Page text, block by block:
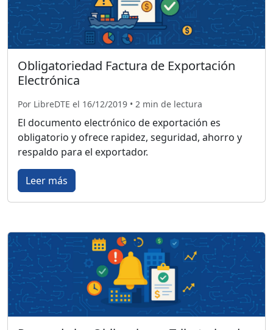
Obligatoriedad Factura de Exportación
Electrónica
Por LibreDTE el 16/12/2019 • 2 min de lectura
El documento electrónico de exportación es
obligatorio y ofrece rapidez, seguridad, ahorro y
respaldo para el exportador.
Leer más